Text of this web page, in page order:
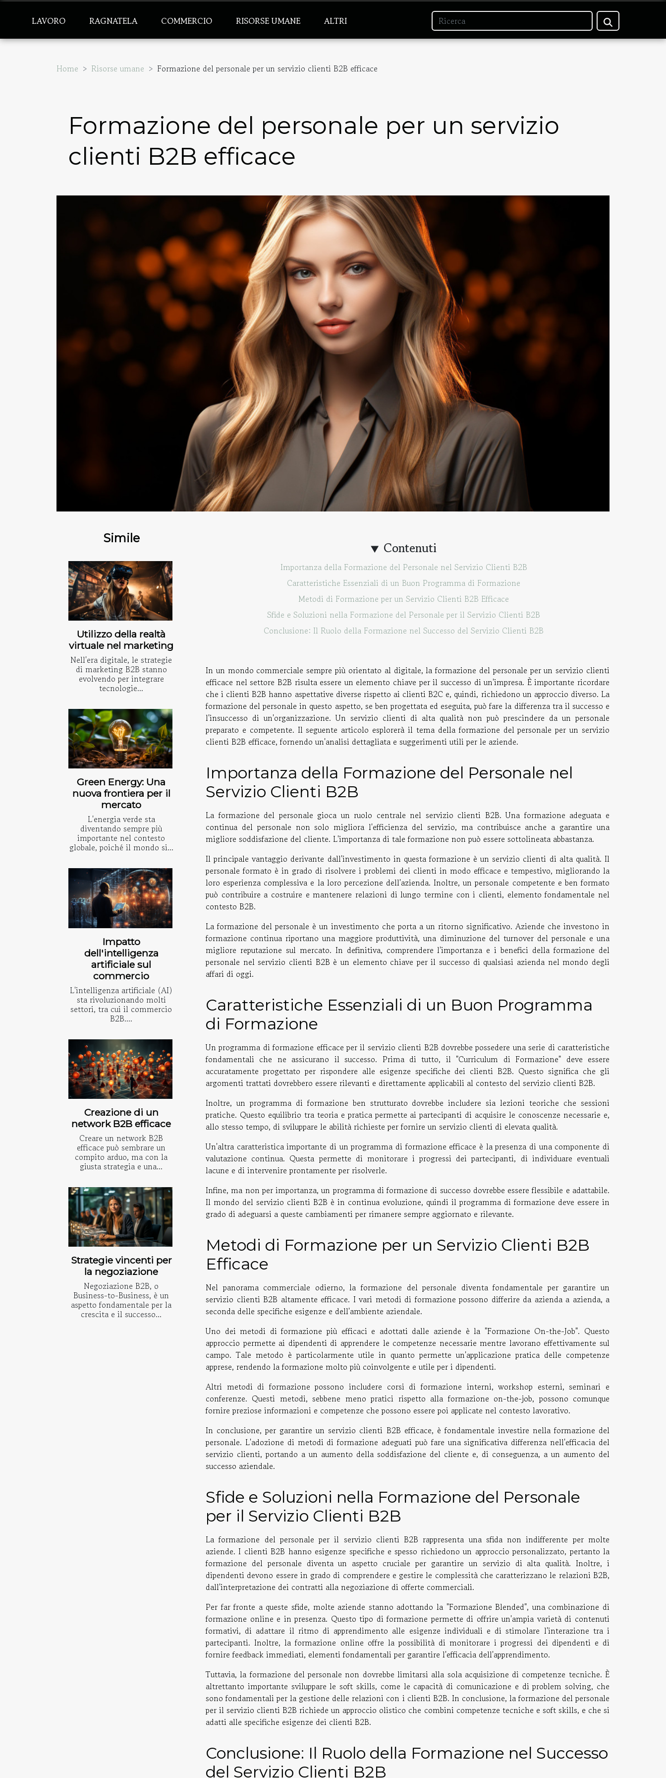
LAVORO RAGNATELA COMMERCIO RISORSE UMANE ALTRI
Home Risorse umane Formazione del personale per un servizio clienti B2B efficace
Formazione del personale per un servizio
clienti B2B efficace
Simile
Utilizzo della realtà
virtuale nel marketing
Nell'era digitale, le strategie
di marketing B2B stanno
evolvendo per integrare
tecnologie...
Green Energy: Una
nuova frontiera per il
mercato
L'energia verde sta
diventando sempre più
importante nel contesto
globale, poiché il mondo si...
Impatto
dell'intelligenza
artificiale sul
commercio
L'intelligenza artificiale (AI)
sta rivoluzionando molti
settori, tra cui il commercio
B2B....
Creazione di un
network B2B efficace
Creare un network B2B
efficace può sembrare un
compito arduo, ma con la
giusta strategia e una...
Strategie vincenti per
la negoziazione
Negoziazione B2B, o
Business-to-Business, è un
aspetto fondamentale per la
crescita e il successo...
Contenuti
Importanza della Formazione del Personale nel Servizio Clienti B2B
Caratteristiche Essenziali di un Buon Programma di Formazione
Metodi di Formazione per un Servizio Clienti B2B Efficace
Sfide e Soluzioni nella Formazione del Personale per il Servizio Clienti B2B
Conclusione: Il Ruolo della Formazione nel Successo del Servizio Clienti B2B
In un mondo commerciale sempre più orientato al digitale, la formazione del personale per un servizio clienti
efficace nel settore B2B risulta essere un elemento chiave per il successo di un'impresa. È importante ricordare
che i clienti B2B hanno aspettative diverse rispetto ai clienti B2C e, quindi, richiedono un approccio diverso. La
formazione del personale in questo aspetto, se ben progettata ed eseguita, può fare la differenza tra il successo e
l'insuccesso di un'organizzazione. Un servizio clienti di alta qualità non può prescindere da un personale
preparato e competente. Il seguente articolo esplorerà il tema della formazione del personale per un servizio
clienti B2B efficace, fornendo un'analisi dettagliata e suggerimenti utili per le aziende.
Importanza della Formazione del Personale nel
Servizio Clienti B2B
La formazione del personale gioca un ruolo centrale nel servizio clienti B2B. Una formazione adeguata e
continua del personale non solo migliora l'efficienza del servizio, ma contribuisce anche a garantire una
migliore soddisfazione del cliente. L'importanza di tale formazione non può essere sottolineata abbastanza.
Il principale vantaggio derivante dall'investimento in questa formazione è un servizio clienti di alta qualità. Il
personale formato è in grado di risolvere i problemi dei clienti in modo efficace e tempestivo, migliorando la
loro esperienza complessiva e la loro percezione dell'azienda. Inoltre, un personale competente e ben formato
può contribuire a costruire e mantenere relazioni di lungo termine con i clienti, elemento fondamentale nel
contesto B2B.
La formazione del personale è un investimento che porta a un ritorno significativo. Aziende che investono in
formazione continua riportano una maggiore produttività, una diminuzione del turnover del personale e una
migliore reputazione sul mercato. In definitiva, comprendere l'importanza e i benefici della formazione del
personale nel servizio clienti B2B è un elemento chiave per il successo di qualsiasi azienda nel mondo degli
affari di oggi.
Caratteristiche Essenziali di un Buon Programma
di Formazione
Un programma di formazione efficace per il servizio clienti B2B dovrebbe possedere una serie di caratteristiche
fondamentali che ne assicurano il successo. Prima di tutto, il "Curriculum di Formazione" deve essere
accuratamente progettato per rispondere alle esigenze specifiche dei clienti B2B. Questo significa che gli
argomenti trattati dovrebbero essere rilevanti e direttamente applicabili al contesto del servizio clienti B2B.
Inoltre, un programma di formazione ben strutturato dovrebbe includere sia lezioni teoriche che sessioni
pratiche. Questo equilibrio tra teoria e pratica permette ai partecipanti di acquisire le conoscenze necessarie e,
allo stesso tempo, di sviluppare le abilità richieste per fornire un servizio clienti di elevata qualità.
Un'altra caratteristica importante di un programma di formazione efficace è la presenza di una componente di
valutazione continua. Questa permette di monitorare i progressi dei partecipanti, di individuare eventuali
lacune e di intervenire prontamente per risolverle.
Infine, ma non per importanza, un programma di formazione di successo dovrebbe essere flessibile e adattabile.
Il mondo del servizio clienti B2B è in continua evoluzione, quindi il programma di formazione deve essere in
grado di adeguarsi a queste cambiamenti per rimanere sempre aggiornato e rilevante.
Metodi di Formazione per un Servizio Clienti B2B
Efficace
Nel panorama commerciale odierno, la formazione del personale diventa fondamentale per garantire un
servizio clienti B2B altamente efficace. I vari metodi di formazione possono differire da azienda a azienda, a
seconda delle specifiche esigenze e dell'ambiente aziendale.
Uno dei metodi di formazione più efficaci e adottati dalle aziende è la "Formazione On-the-Job". Questo
approccio permette ai dipendenti di apprendere le competenze necessarie mentre lavorano effettivamente sul
campo. Tale metodo è particolarmente utile in quanto permette un'applicazione pratica delle competenze
apprese, rendendo la formazione molto più coinvolgente e utile per i dipendenti.
Altri metodi di formazione possono includere corsi di formazione interni, workshop esterni, seminari e
conferenze. Questi metodi, sebbene meno pratici rispetto alla formazione on-the-job, possono comunque
fornire preziose informazioni e competenze che possono essere poi applicate nel contesto lavorativo.
In conclusione, per garantire un servizio clienti B2B efficace, è fondamentale investire nella formazione del
personale. L'adozione di metodi di formazione adeguati può fare una significativa differenza nell'efficacia del
servizio clienti, portando a un aumento della soddisfazione del cliente e, di conseguenza, a un aumento del
successo aziendale.
Sfide e Soluzioni nella Formazione del Personale
per il Servizio Clienti B2B
La formazione del personale per il servizio clienti B2B rappresenta una sfida non indifferente per molte
aziende. I clienti B2B hanno esigenze specifiche e spesso richiedono un approccio personalizzato, pertanto la
formazione del personale diventa un aspetto cruciale per garantire un servizio di alta qualità. Inoltre, i
dipendenti devono essere in grado di comprendere e gestire le complessità che caratterizzano le relazioni B2B,
dall'interpretazione dei contratti alla negoziazione di offerte commerciali.
Per far fronte a queste sfide, molte aziende stanno adottando la "Formazione Blended", una combinazione di
formazione online e in presenza. Questo tipo di formazione permette di offrire un'ampia varietà di contenuti
formativi, di adattare il ritmo di apprendimento alle esigenze individuali e di stimolare l'interazione tra i
partecipanti. Inoltre, la formazione online offre la possibilità di monitorare i progressi dei dipendenti e di
fornire feedback immediati, elementi fondamentali per garantire l'efficacia dell'apprendimento.
Tuttavia, la formazione del personale non dovrebbe limitarsi alla sola acquisizione di competenze tecniche. È
altrettanto importante sviluppare le soft skills, come le capacità di comunicazione e di problem solving, che
sono fondamentali per la gestione delle relazioni con i clienti B2B. In conclusione, la formazione del personale
per il servizio clienti B2B richiede un approccio olistico che combini competenze tecniche e soft skills, e che si
adatti alle specifiche esigenze dei clienti B2B.
Conclusione: Il Ruolo della Formazione nel Successo
del Servizio Clienti B2B